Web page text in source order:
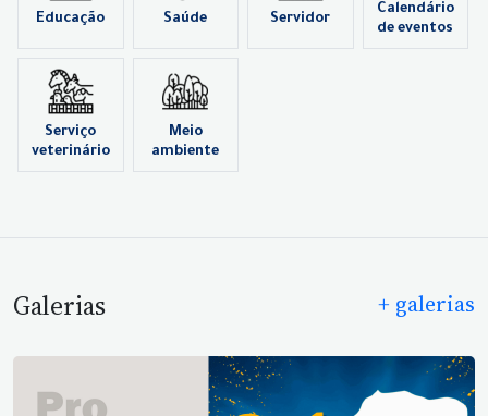
Educação Saúde Servidor
Calendário
de eventos
Serviço
veterinário
Meio
ambiente
Galerias + galerias